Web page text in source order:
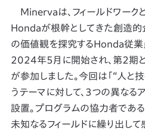
Minervaは、フィールドワーク
Hondaが根幹としてきた創造的
の価値観を探究するHonda従業
2024年5月に開始され、第2期
が参加しました。今回は「“人と
うテーマに対して、3つの異なる
設置。プログラムの協力者であ
未知なるフィールドに繰り出し